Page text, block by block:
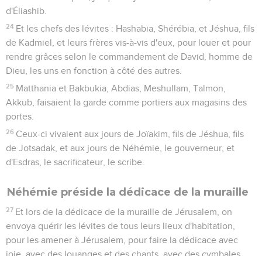
d'Éliashib.
24 Et les chefs des lévites : Hashabia, Shérébia, et Jéshua, fils
de Kadmiel, et leurs frères vis-à-vis d'eux, pour louer et pour
rendre grâces selon le commandement de David, homme de
Dieu, les uns en fonction à côté des autres.
25 Matthania et Bakbukia, Abdias, Meshullam, Talmon,
Akkub, faisaient la garde comme portiers aux magasins des
portes.
26 Ceux-ci vivaient aux jours de Joïakim, fils de Jéshua, fils
de Jotsadak, et aux jours de Néhémie, le gouverneur, et
d'Esdras, le sacrificateur, le scribe.
Néhémie préside la dédicace de la muraille
27 Et lors de la dédicace de la muraille de Jérusalem, on
envoya quérir les lévites de tous leurs lieux d'habitation,
pour les amener à Jérusalem, pour faire la dédicace avec
joie, avec des louanges et des chants, avec des cymbales,